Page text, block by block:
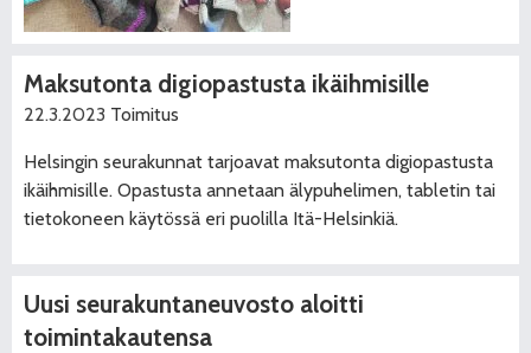
Maksutonta digiopastusta ikäihmisille
22.3.2023 Toimitus
Helsingin seurakunnat tarjoavat maksutonta digiopastusta
ikäihmisille. Opastusta annetaan älypuhelimen, tabletin tai
tietokoneen käytössä eri puolilla Itä-Helsinkiä.
Uusi seurakuntaneuvosto aloitti
toimintakautensa